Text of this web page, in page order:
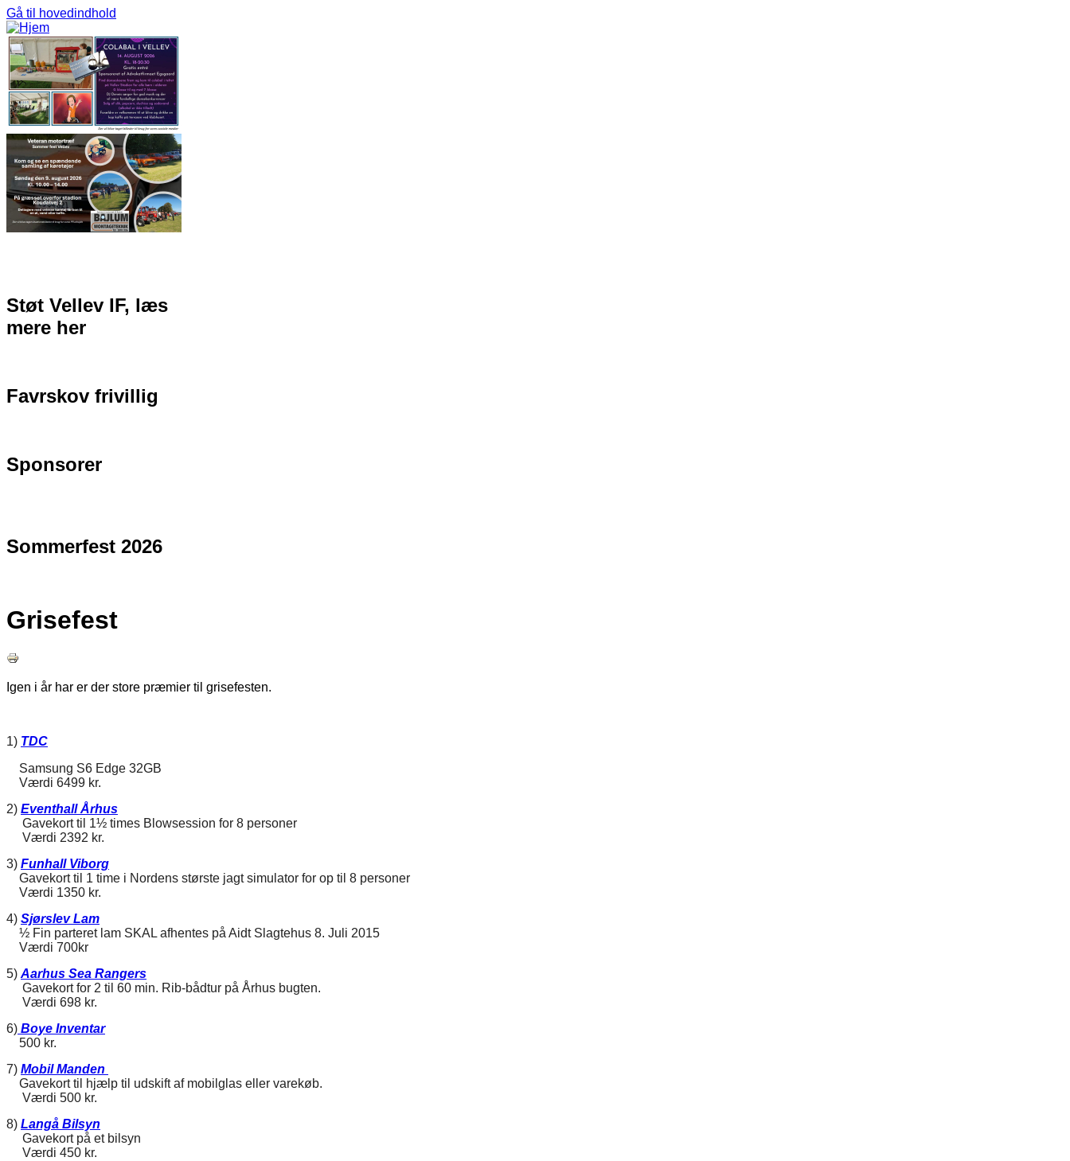
Gå til hovedindhold
Støt Vellev IF, læs
mere her
Favrskov frivillig
Sponsorer
Sommerfest 2026
Grisefest
Igen i år har er der store præmier til grisefesten.
1) TDC
Samsung S6 Edge 32GB
Værdi 6499 kr.
2) Eventhall Århus
Gavekort til 1½ times Blowsession for 8 personer
Værdi 2392 kr.
3) Funhall Viborg
Gavekort til 1 time i Nordens største jagt simulator for op til 8 personer
Værdi 1350 kr.
4) Sjørslev Lam
½ Fin parteret lam SKAL afhentes på Aidt Slagtehus 8. Juli 2015
Værdi 700kr
5) Aarhus Sea Rangers
Gavekort for 2 til 60 min. Rib-bådtur på Århus bugten.
Værdi 698 kr.
6) Boye Inventar
500 kr.
7) Mobil Manden
Gavekort til hjælp til udskift af mobilglas eller varekøb.
Værdi 500 kr.
8) Langå Bilsyn
Gavekort på et bilsyn
Værdi 450 kr.